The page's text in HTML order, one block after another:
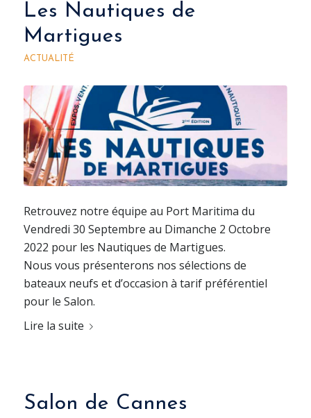
Les Nautiques de
Martigues
ACTUALITÉ
Retrouvez notre équipe au Port Maritima du
Vendredi 30 Septembre au Dimanche 2 Octobre
2022 pour les Nautiques de Martigues.
Nous vous présenterons nos sélections de
bateaux neufs et d’occasion à tarif préférentiel
pour le Salon.
Lire la suite
Salon de Cannes